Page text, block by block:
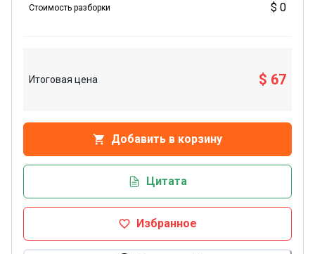
Стоимость разборки $ 0
Итоговая цена $ 67
Добавить в корзину
Цитата
Избранное